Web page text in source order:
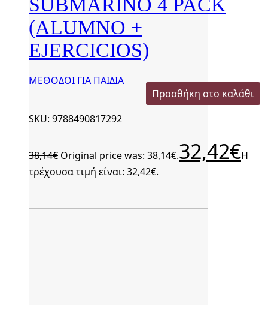
SUBMARINO 4 PACK
(ALUMNO +
EJERCICIOS)
ΜΕΘΟΔΟΙ ΓΙΑ ΠΑΙΔΙΑ
Προσθήκη στο καλάθι
SKU: 9788490817292
38,14€ Original price was: 38,14€.32,42€Η
τρέχουσα τιμή είναι: 32,42€.